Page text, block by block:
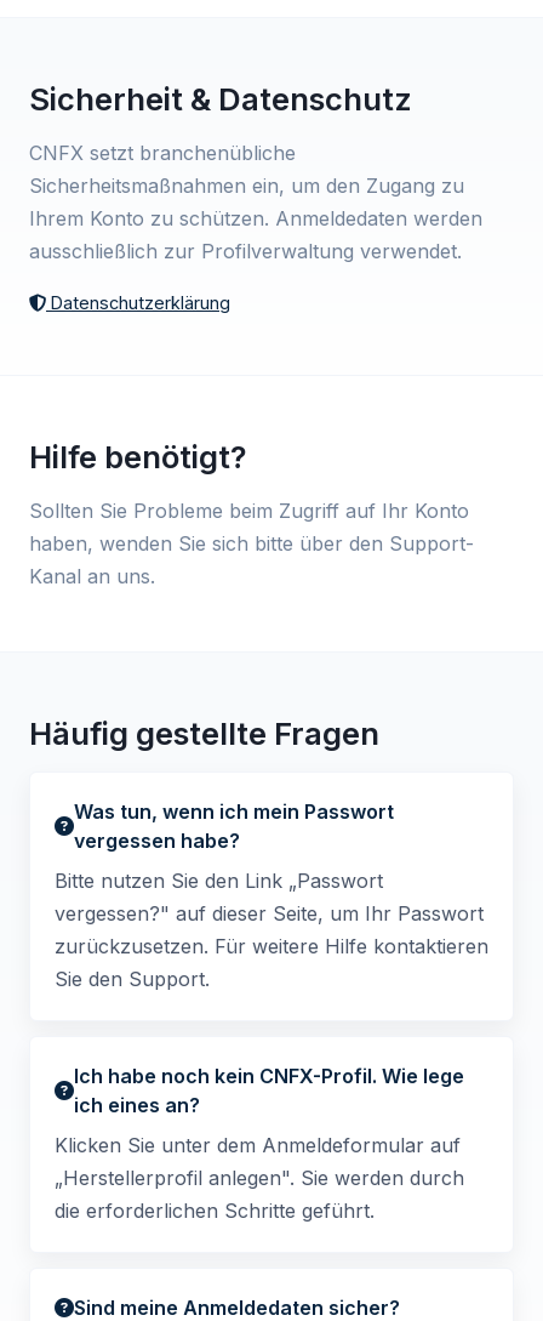
Sicherheit & Datenschutz
CNFX setzt branchenübliche
Sicherheitsmaßnahmen ein, um den Zugang zu
Ihrem Konto zu schützen. Anmeldedaten werden
ausschließlich zur Profilverwaltung verwendet.
Datenschutzerklärung
Hilfe benötigt?
Sollten Sie Probleme beim Zugriff auf Ihr Konto
haben, wenden Sie sich bitte über den Support-
Kanal an uns.
Häufig gestellte Fragen
Was tun, wenn ich mein Passwort
vergessen habe?
Bitte nutzen Sie den Link „Passwort
vergessen?" auf dieser Seite, um Ihr Passwort
zurückzusetzen. Für weitere Hilfe kontaktieren
Sie den Support.
Ich habe noch kein CNFX-Profil. Wie lege
ich eines an?
Klicken Sie unter dem Anmeldeformular auf
„Herstellerprofil anlegen". Sie werden durch
die erforderlichen Schritte geführt.
Sind meine Anmeldedaten sicher?